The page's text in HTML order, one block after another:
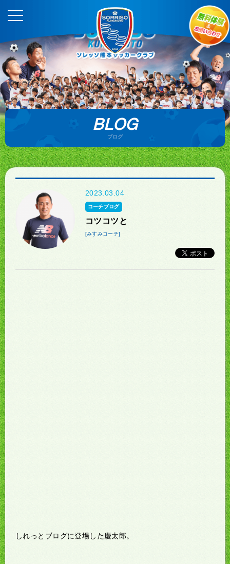
BLOG
ブログ
2023.03.04
コーチブログ
コツコツと
[みすみコーチ]
しれっとブログに登場した慶太郎。